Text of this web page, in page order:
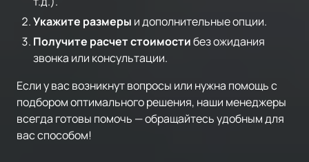
Укажите размеры и дополнительные опции.
Получите расчет стоимостибез ожидания
звонка или консультации.
Если у вас возникнут вопросы или нужна помощь с
подбором оптимального решения, наши менеджеры
всегда готовы помочь — обращайтесь удобным для
вас способом!